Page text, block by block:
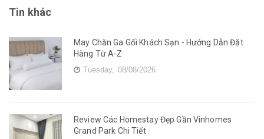
Tin khác
May Chăn Ga Gối Khách Sạn - Hướng Dẫn Đặt
Hàng Từ A-Z
Tuesday, 08/08/2026
Review Các Homestay Đẹp Gần Vinhomes
Grand Park Chi Tiết